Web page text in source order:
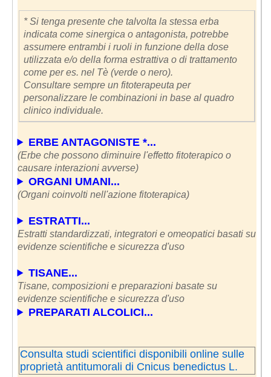
* Si tenga presente che talvolta la stessa erba
indicata come sinergica o antagonista, potrebbe
assumere entrambi i ruoli in funzione della dose
utilizzata e/o della forma estrattiva o di trattamento
come per es. nel Tè (verde o nero).
Consultare sempre un fitoterapeuta per
personalizzare le combinazioni in base al quadro
clinico individuale.
ERBE ANTAGONISTE *...
(Erbe che possono diminuire l'effetto fitoterapico o
causare interazioni avverse)
ORGANI UMANI...
(Organi coinvolti nell'azione fitoterapica)
ESTRATTI...
Estratti standardizzati, integratori e omeopatici basati su
evidenze scientifiche e sicurezza d'uso
TISANE...
Tisane, composizioni e preparazioni basate su
evidenze scientifiche e sicurezza d'uso
PREPARATI ALCOLICI...
Consulta studi scientifici disponibili online sulle
proprietà antitumorali di Cnicus benedictus L.